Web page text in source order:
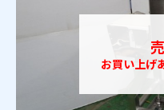
お買い上げ